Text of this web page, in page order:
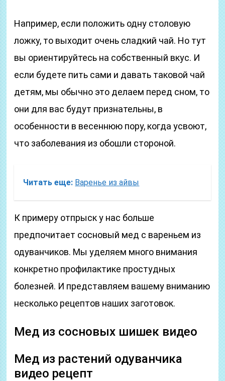
Например, если положить одну столовую
ложку, то выходит очень сладкий чай. Но тут
вы ориентируйтесь на собственный вкус. И
если будете пить сами и давать таковой чай
детям, мы обычно это делаем перед сном, то
они для вас будут признательны, в
особенности в весеннюю пору, когда усвоют,
что заболевания из обошли стороной.
Читать еще: Варенье из айвы
К примеру отпрыск у нас больше
предпочитает сосновый мед с вареньем из
одуванчиков. Мы уделяем много внимания
конкретно профилактике простудных
болезней. И представляем вашему вниманию
несколько рецептов наших заготовок.
Мед из сосновых шишек видео
Мед из растений одуванчика
видео рецепт